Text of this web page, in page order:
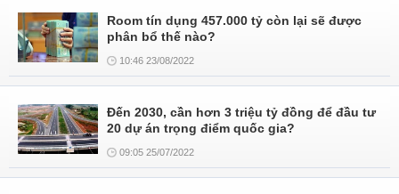
Room tín dụng 457.000 tỷ còn lại sẽ được
phân bổ thế nào?
10:46 23/08/2022
Đến 2030, cần hơn 3 triệu tỷ đồng để đầu tư
20 dự án trọng điểm quốc gia?
09:05 25/07/2022